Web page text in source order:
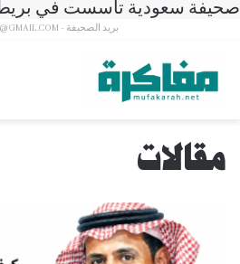
صحيفة سعودية تأسست في بريطانيا
بريد الصحيفة - MUF2014S@GMAIL.COM
مقالات